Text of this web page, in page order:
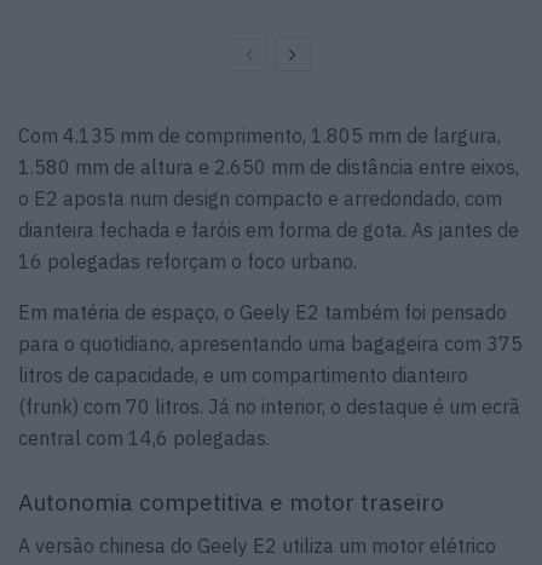
Com 4.135 mm de comprimento, 1.805 mm de largura,
1.580 mm de altura e 2.650 mm de distância entre eixos,
o E2 aposta num design compacto e arredondado, com
dianteira fechada e faróis em forma de gota. As jantes de
16 polegadas reforçam o foco urbano.
Em matéria de espaço, o Geely E2 também foi pensado
para o quotidiano, apresentando uma bagageira com 375
litros de capacidade, e um compartimento dianteiro
(frunk) com 70 litros. Já no interior, o destaque é um ecrã
central com 14,6 polegadas.
Autonomia competitiva e motor traseiro
A versão chinesa do Geely E2 utiliza um motor elétrico